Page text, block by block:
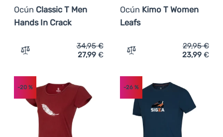
Ocún Classic T Men
Hands In Crack
Zum Vergleich 'Herren-T-Shirt Ocún Classic T Men
34,95€
27,99 €
Ocún Kimo T Women
Leafs
Zum Vergleich 'Damen-T-
29,95€
23,99 €
-20 % -26%